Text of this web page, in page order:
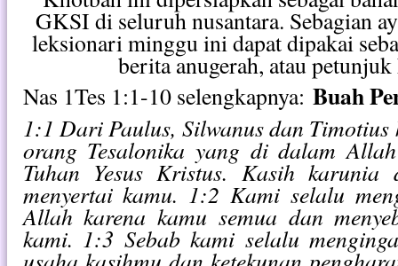
GKSI di seluruh nusantara. Sebagian
leksionari minggu ini dapat dipakai
berita anugerah, atau
Nas 1Tes 1:1-10 selengkapnya: Buah
1:1 Dari Paulus, Silwanus dan
orang Tesalonika yang di dalam
Tuhan Yesus Kristus. Kasih karunia
menyertai kamu. 1:2 Kami selalu
Allah karena kamu semua dan
kami. 1:3 Sebab kami selalu